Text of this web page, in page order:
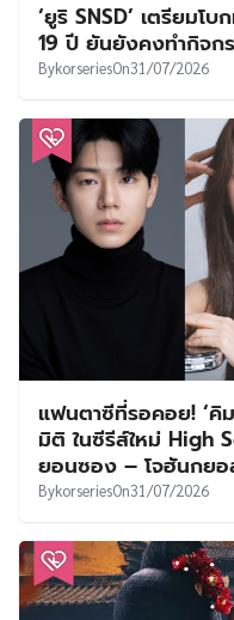
‘ยูริ SNSD’ เตรียมโ
19 ปี ยันยังคงทำกิจก
BykorseriesOn31/07/2026
แฟนตาซีที่รอคอย! ‘คิ
มิติ ในซีรีส์ใหม่ High
ยอนซอง – โจฮันกยอ
BykorseriesOn31/07/2026